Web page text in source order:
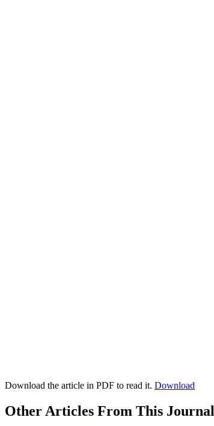
Download the article in PDF to read it. Download
Other Articles From This Journal